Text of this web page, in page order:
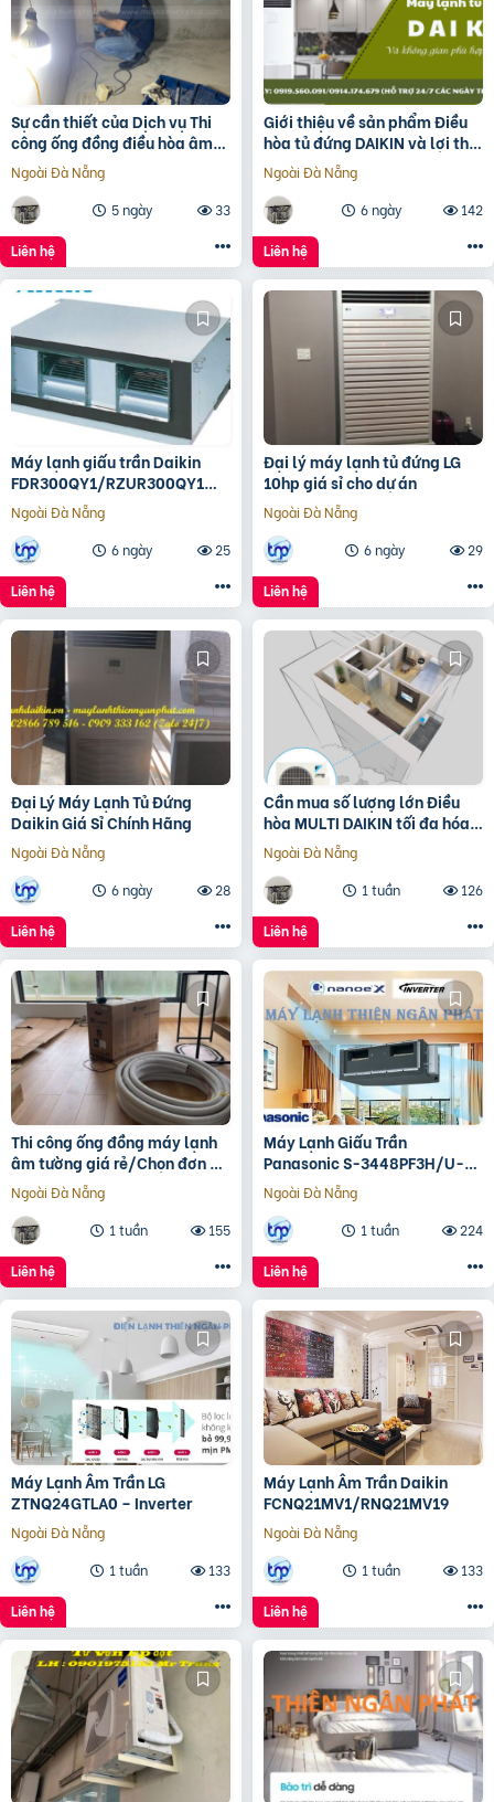
Sự cần thiết của Dịch vụ Thi
công ống đồng điều hòa âm
tường?
Ngoài Đà Nẵng
5 ngày
33
Liên hệ
Giới thiệu về sản phẩm Điều
hòa tủ đứng DAIKIN và lợi thế
khi lắp
Ngoài Đà Nẵng
6 ngày
142
Liên hệ
Máy lạnh giấu trần Daikin
FDR300QY1/RZUR300QY1
Inverter
Ngoài Đà Nẵng
6 ngày
25
Liên hệ
Đại lý máy lạnh tủ đứng LG
10hp giá sỉ cho dự án
Ngoài Đà Nẵng
6 ngày
29
Liên hệ
Đại Lý Máy Lạnh Tủ Đứng
Daikin Giá Sỉ Chính Hãng
Ngoài Đà Nẵng
6 ngày
28
Liên hệ
Cần mua số lượng lớn Điều
hòa MULTI DAIKIN tối đa hóa
không gian giá rẻ
Ngoài Đà Nẵng
1 tuần
126
Liên hệ
Thi công ống đồng máy lạnh
âm tường giá rẻ/Chọn đơn vị
thi công uy tín nào
Ngoài Đà Nẵng
1 tuần
155
Liên hệ
Máy Lạnh Giấu Trần
Panasonic S-3448PF3H/U-
43PR1H5
Ngoài Đà Nẵng
1 tuần
224
Liên hệ
Máy Lạnh Âm Trần LG
ZTNQ24GTLA0 – Inverter
Ngoài Đà Nẵng
1 tuần
133
Liên hệ
Máy Lạnh Âm Trần Daikin
FCNQ21MV1/RNQ21MV19
Ngoài Đà Nẵng
1 tuần
133
Liên hệ